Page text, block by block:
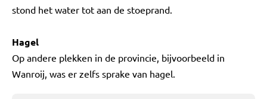
stond het water tot aan de stoeprand.
Hagel
Op andere plekken in de provincie, bijvoorbeeld in
Wanroij, was er zelfs sprake van hagel.